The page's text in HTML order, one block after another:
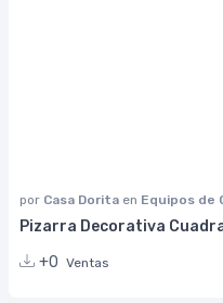
por Casa Dorita en Equipos de
Pizarra Decorativa
+0 Ventas